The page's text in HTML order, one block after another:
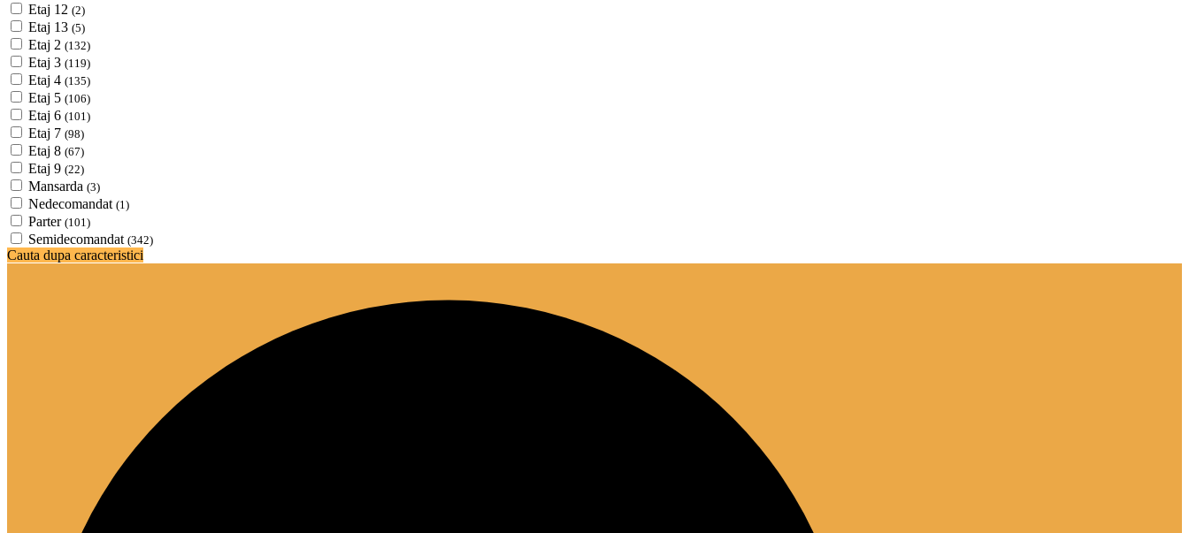
Etaj 12 (2)
Etaj 13 (5)
Etaj 2 (132)
Etaj 3 (119)
Etaj 4 (135)
Etaj 5 (106)
Etaj 6 (101)
Etaj 7 (98)
Etaj 8 (67)
Etaj 9 (22)
Mansarda (3)
Nedecomandat (1)
Parter (101)
Semidecomandat (342)
Cauta dupa caracteristici